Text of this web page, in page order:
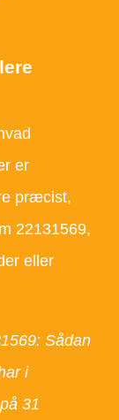
er
præcist,
22131569,
eller
Sådan
i
31